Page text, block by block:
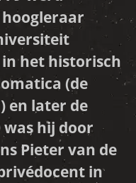
in het historisch
(de
en later de
was hij door
Pieter van de
in